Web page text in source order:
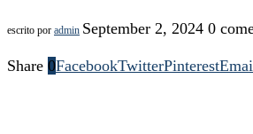
escrito por admin September 2, 2024 0
Share 0FacebookTwitterPinterest